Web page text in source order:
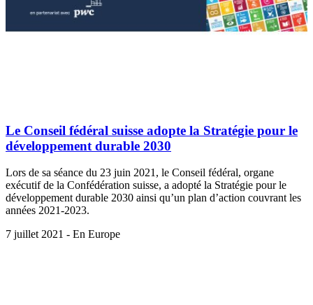
Le Conseil fédéral suisse adopte la Stratégie pour le
développement durable 2030
Lors de sa séance du 23 juin 2021, le Conseil fédéral, organe
exécutif de la Confédération suisse, a adopté la Stratégie pour le
développement durable 2030 ainsi qu’un plan d’action couvrant les
années 2021-2023.
7 juillet 2021 - En Europe